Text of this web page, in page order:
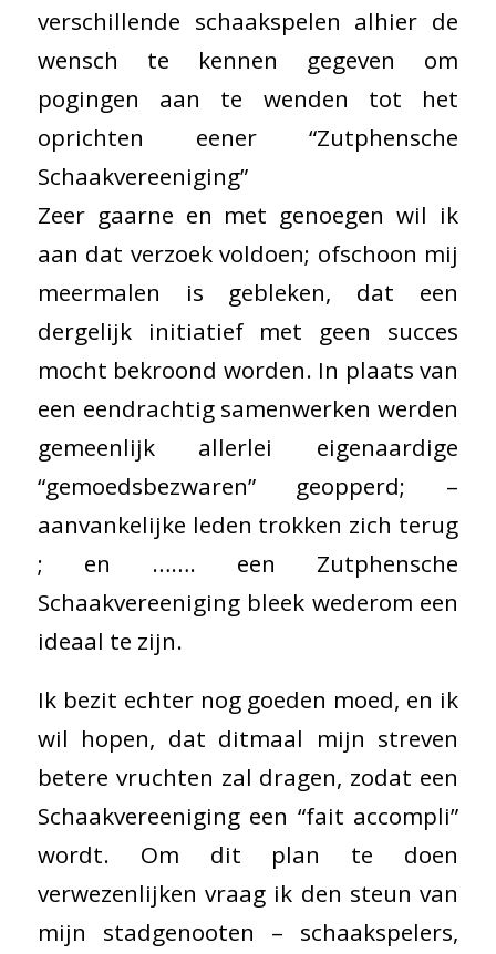
verschillende schaakspelen alhier de
wensch te kennen gegeven om
pogingen aan te wenden tot het
oprichten eener “Zutphensche
Schaakvereeniging”
Zeer gaarne en met genoegen wil ik
aan dat verzoek voldoen; ofschoon mij
meermalen is gebleken, dat een
dergelijk initiatief met geen succes
mocht bekroond worden. In plaats van
een eendrachtig samenwerken werden
gemeenlijk allerlei eigenaardige
“gemoedsbezwaren” geopperd; –
aanvankelijke leden trokken zich terug
; en ……. een Zutphensche
Schaakvereeniging bleek wederom een
ideaal te zijn.
Ik bezit echter nog goeden moed, en ik
wil hopen, dat ditmaal mijn streven
betere vruchten zal dragen, zodat een
Schaakvereeniging een “fait accompli”
wordt. Om dit plan te doen
verwezenlijken vraag ik den steun van
mijn stadgenooten – schaakspelers,